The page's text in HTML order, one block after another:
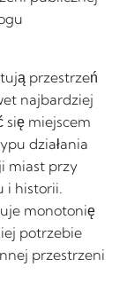
przestrzeń
najbardziej
się miejscem
działania
miast przy
i historii.
monotonię
potrzebie
przestrzeni